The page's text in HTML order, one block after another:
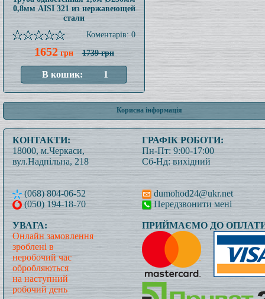
0,8мм AISI 321 из нержавеющей
стали
Коментарів: 0
1652грн 1739 грн
Корисна інформація
КОНТАКТИ:
18000, м.Черкаси,
вул.Надпільна, 218
(068) 804-06-52
(050) 194-18-70
ГРАФІК РОБОТИ:
Пн-Пт: 9:00-17:00
Сб-Нд: вихідний
dumohod24@ukr.net
Передзвонити мені
УВАГА:
Онлайн замовлення
зроблені в
неробочий час
обробляються
на наступний
робочий день
ПРИЙМАЄМО ДО